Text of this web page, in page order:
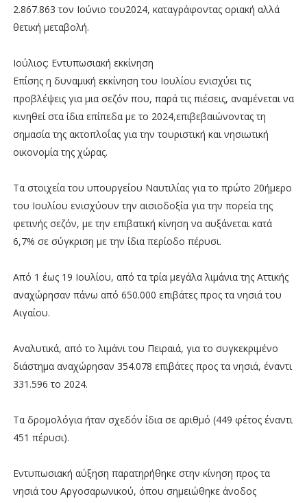
2.867.863 τον Ιούνιο του2024, καταγράφοντας οριακή αλλά
θετική μεταβολή.
Ιούλιος: Εντυπωσιακή εκκίνηση
Επίσης η δυναμική εκκίνηση του Ιουλίου ενισχύει τις
προβλέψεις για μια σεζόν που, παρά τις πιέσεις, αναμένεται να
κινηθεί στα ίδια επίπεδα με το 2024,επιβεβαιώνοντας τη
σημασία της ακτοπλοΐας για την τουριστική και νησιωτική
οικονομία της χώρας.
Τα στοιχεία του υπουργείου Ναυτιλίας για το πρώτο 20ήμερο
του Ιουλίου ενισχύουν την αισιοδοξία για την πορεία της
φετινής σεζόν, με την επιβατική κίνηση να αυξάνεται κατά
6,7% σε σύγκριση με την ίδια περίοδο πέρυσι.
Από 1 έως 19 Ιουλίου, από τα τρία μεγάλα λιμάνια της Αττικής
αναχώρησαν πάνω από 650.000 επιβάτες προς τα νησιά του
Αιγαίου.
Αναλυτικά, από το λιμάνι του Πειραιά, για το συγκεκριμένο
διάστημα αναχώρησαν 354.078 επιβάτες προς τα νησιά, έναντι
331.596 το 2024.
Τα δρομολόγια ήταν σχεδόν ίδια σε αριθμό (449 φέτος έναντι
451 πέρυσι).
Εντυπωσιακή αύξηση παρατηρήθηκε στην κίνηση προς τα
νησιά του Αργοσαρωνικού, όπου σημειώθηκε άνοδος